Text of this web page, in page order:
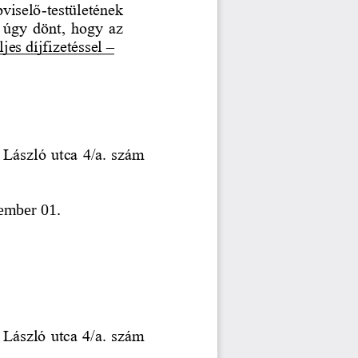
-testületének
úgy dönt, hogy az
díjfizetéssel –
utca 4/a. szám
01.
utca 4/a. szám